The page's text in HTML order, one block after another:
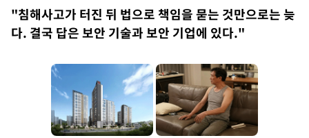
"침해사고가 터진 뒤 법으로 책임을 묻는 것만으로는 늦
다. 결국 답은 보안 기술과 보안 기업에 있다."